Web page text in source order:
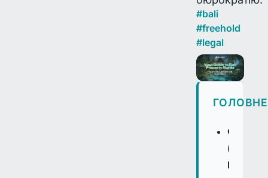
#bali
#freehold
#legal
ГОЛОВНЕ
Фріхолд
(Hak
Milik)